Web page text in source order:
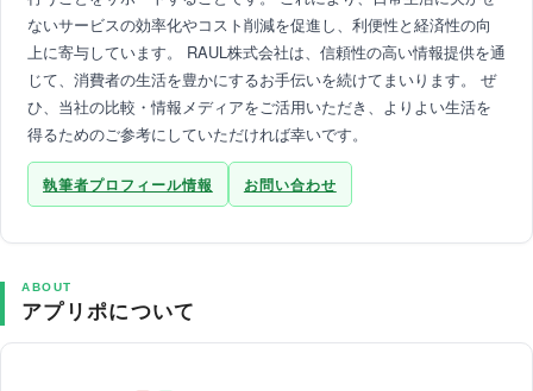
ないサービスの効率化やコスト削減を促進し、利便性と経済性の向
上に寄与しています。 RAUL株式会社は、信頼性の高い情報提供を通
じて、消費者の生活を豊かにするお手伝いを続けてまいります。 ぜ
ひ、当社の比較・情報メディアをご活用いただき、よりよい生活を
得るためのご参考にしていただければ幸いです。
執筆者プロフィール情報 お問い合わせ
ABOUT
アプリポについて